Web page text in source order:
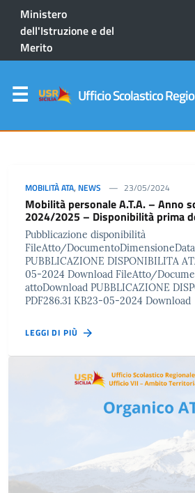
Ministero
dell'Istruzione e del
Merito
Ufficio Scolastico
MOBILITÀ ATA, NEWS 23/05/2024
Mobilità personale A.T.A. – Anno
2024/2025 – Disponibilità prima
Pubblicazione disponibilità
FileAtto/
PUBBLICAZIONE DISPONIBILITA
05-2024 Download FileAtto/
attoDownload PUBBLICAZIONE
PDF286.31 KB23-05-2024 Download
LEGGI DI PIÙ